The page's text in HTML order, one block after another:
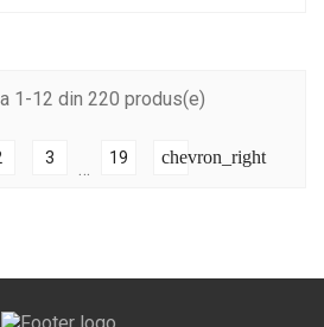
1-12 din 220 produs(e)
3 19 chevron_right